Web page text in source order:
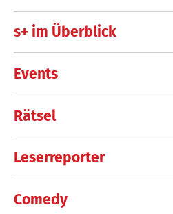
s+ im Überblick
Events
Rätsel
Leserreporter
Comedy